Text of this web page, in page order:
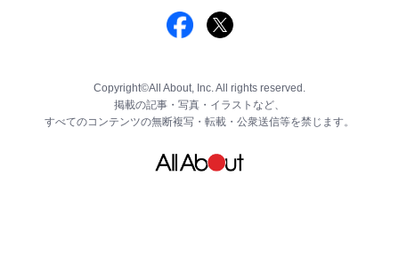
Copyright©All About, Inc. All rights reserved.
掲載の記事・写真・イラストなど、
すべてのコンテンツの無断複写・転載・公衆送信等を禁じます。